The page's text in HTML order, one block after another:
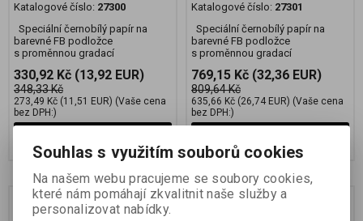
Katalogové číslo: 27300
Speciální černobílý papír na
barevné FB podložce
s proměnnou gradací
330,92 Kč (13,92 EUR)
348,33 Kč
273,49 Kč (11,51 EUR) (Vaše cena
bez DPH:)
Katalogové číslo: 27301
Speciální černobílý papír na
barevné FB podložce
s proměnnou gradací
769,15 Kč (32,36 EUR)
809,64 Kč
635,66 Kč (26,74 EUR) (Vaše cena
bez DPH:)
Sleva
5,0 %
Souhlas s využitím souborů cookies
Na našem webu pracujeme se soubory cookies,
které nám pomáhají zkvalitnit naše služby a
personalizovat nabídky.